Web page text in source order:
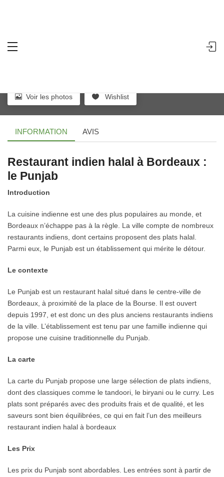
le Punjab Bordeaux
Voir les photos Wishlist
INFORMATION AVIS
Restaurant indien halal à Bordeaux :
le Punjab
Introduction
La cuisine indienne est une des plus populaires au monde, et
Bordeaux n’échappe pas à la règle. La ville compte de nombreux
restaurants indiens, dont certains proposent des plats halal.
Parmi eux, le Punjab est un établissement qui mérite le détour.
Le contexte
Le Punjab est un restaurant halal situé dans le centre-ville de
Bordeaux, à proximité de la place de la Bourse. Il est ouvert
depuis 1997, et est donc un des plus anciens restaurants indiens
de la ville. L’établissement est tenu par une famille indienne qui
propose une cuisine traditionnelle du Punjab.
La carte
La carte du Punjab propose une large sélection de plats indiens,
dont des classiques comme le tandoori, le biryani ou le curry. Les
plats sont préparés avec des produits frais et de qualité, et les
saveurs sont bien équilibrées, ce qui en fait l’un des meilleurs
restaurant indien halal à bordeaux
Les Prix
Les prix du Punjab sont abordables. Les entrées sont à partir de